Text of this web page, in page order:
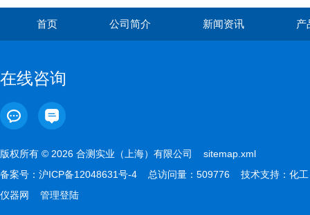
首页 公司简介 新闻资讯 产
在线咨询
版权所有 © 2026 合测实业（上海）有限公司 sitemap.xml
备案号： 沪ICP备12048631号-4 总访问量：509776 技术支持： 化工
仪器网
管理登陆